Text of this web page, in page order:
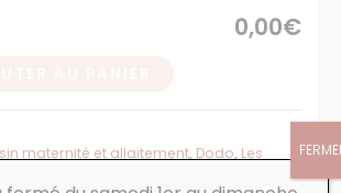
0,00€
maternité et allaitement, Dodo, Les